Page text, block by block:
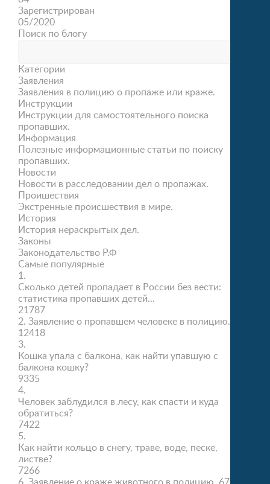
Зарегистрирован
05/2020
Поиск по блогу
Категории
Заявления
Заявления в полицию о пропаже или краже.
Инструкции
Инструкции для самостоятельного поиска
пропавших.
Информация
Полезные информационные статьи по поиску
пропавших.
Новости
Новости в расследовании дел о пропажах.
Проишествия
Экстренные происшествия в мире.
История
История нераскрытых дел.
Законы
Законодательство Р.Ф
Самые популярные
1.
Сколько детей пропадает в России без вести:
статистика пропавших детей...
21787
2. Заявление о пропавшем человеке в полицию.
12418
3.
Кошка упала с балкона, как найти упавшую с
балкона кошку?
9335
4.
Человек заблудился в лесу, как спасти и куда
обратиться?
7422
5.
Как найти кольцо в снегу, траве, воде, песке,
листве?
7266